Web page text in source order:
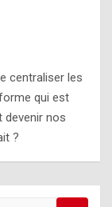
centraliser les
qui est
devenir nos
?